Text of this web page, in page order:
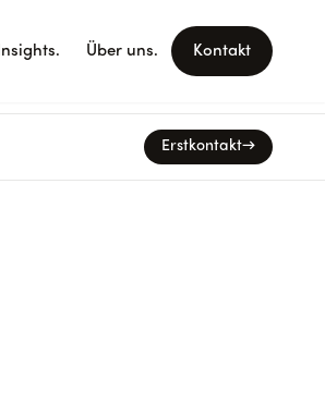
Insights. Über uns. Kontakt
Erstkontakt→